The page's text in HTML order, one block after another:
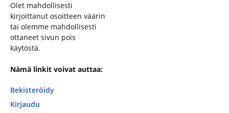
Olet mahdollisesti
kirjoittanut osoitteen väärin
tai olemme mahdollisesti
ottaneet sivun pois
käytöstä.
Nämä linkit voivat auttaa:
Rekisteröidy
Kirjaudu